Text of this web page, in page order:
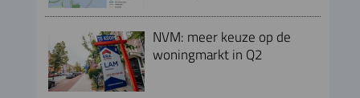
NVM: meer keuze op de
woningmarkt in Q2